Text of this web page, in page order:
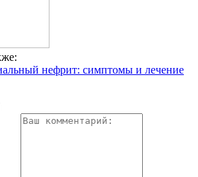
нефрит: симптомы и лечение